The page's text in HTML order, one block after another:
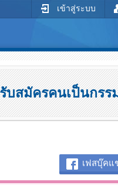
เข้าสู่ระบบ
รับสมัครคนเป็นกร
เฟสบุ๊คแ